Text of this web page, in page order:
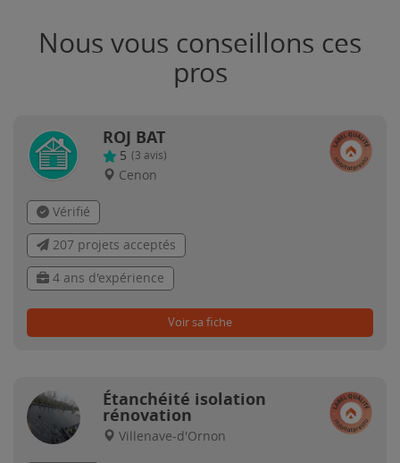
Nous vous conseillons ces
pros
ROJ BAT
5 (3 avis)
Cenon
Vérifié
207 projets acceptés
4 ans d'expérience
Voir sa fiche
Étanchéité isolation
rénovation
Villenave-d'Ornon